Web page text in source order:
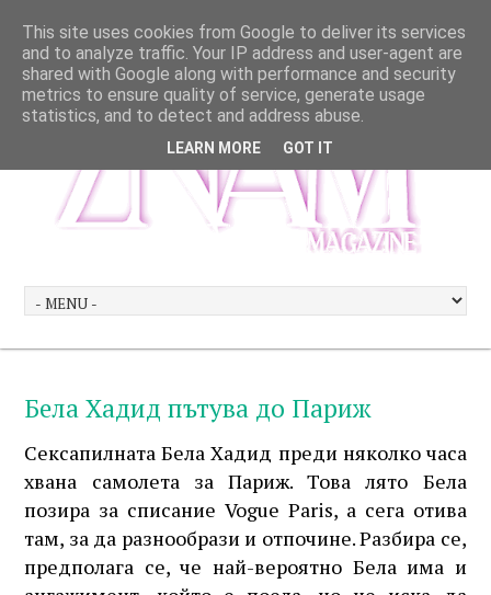
Бела Хадид пътува до Париж
Сексапилната Бела Хадид преди няколко часа
хвана самолета за Париж. Това лято Бела
позира за списание Vogue Paris, а сега отива
там, за да разнообрази и отпочине. Разбира се,
предполага се, че най-вероятно Бела има и
This site uses cookies from Google to deliver its services
and to analyze traffic. Your IP address and user-agent are
shared with Google along with performance and security
metrics to ensure quality of service, generate usage
statistics, and to detect and address abuse.
LEARN MORE GOT IT